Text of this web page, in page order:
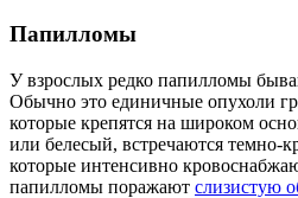
Папилломы
У взрослых редко папилломы
Обычно это единичные опухоли
которые крепятся на широком
или белесый, встречаются темно-
которые интенсивно
папилломы поражают слизистую